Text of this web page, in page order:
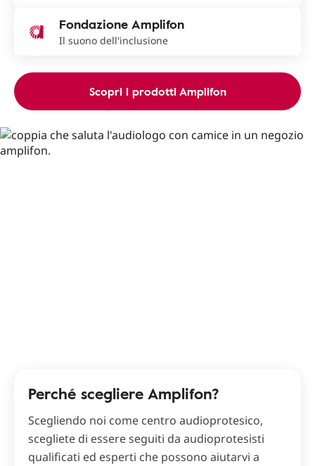
Fondazione Amplifon
Il suono dell'inclusione
Scopri i prodotti Amplifon
Perché scegliere Amplifon?
Scegliendo noi come centro audioprotesico,
scegliete di essere seguiti da audioprotesisti
qualificati ed esperti che possono aiutarvi a